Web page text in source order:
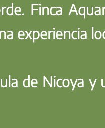
Finca
experiencia
de Nicoya